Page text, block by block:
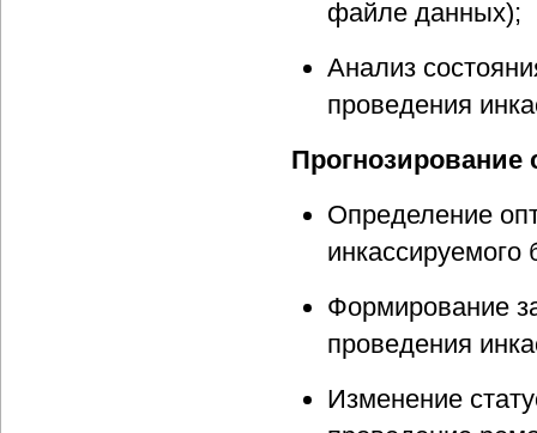
файле данных);
Анализ
проведения
Прогнозирование
Определение
инкассируемого
Формирование
проведения
Изменение